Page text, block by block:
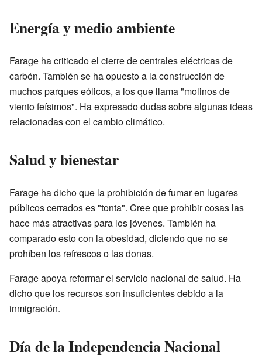
Energía y medio ambiente
Farage ha criticado el cierre de centrales eléctricas de
carbón. También se ha opuesto a la construcción de
muchos parques eólicos, a los que llama "molinos de
viento feísimos". Ha expresado dudas sobre algunas ideas
relacionadas con el cambio climático.
Salud y bienestar
Farage ha dicho que la prohibición de fumar en lugares
públicos cerrados es "tonta". Cree que prohibir cosas las
hace más atractivas para los jóvenes. También ha
comparado esto con la obesidad, diciendo que no se
prohíben los refrescos o las donas.
Farage apoya reformar el servicio nacional de salud. Ha
dicho que los recursos son insuficientes debido a la
inmigración.
Día de la Independencia Nacional